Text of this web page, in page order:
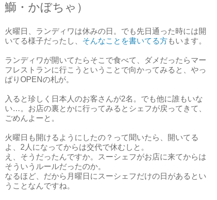
鰤・かぼちゃ）
火曜日、ランディワは休みの日。でも先日通った時には開
いてる様子だったし、 そんなことを書いてる方もいます。
ランディワが開いてたらそこで食べて、ダメだったらマー
フレストランに行こうということで向かってみると、やっ
ぱりOPENの札が。
入ると珍しく日本人のお客さんが2名。でも他に誰もいな
い…。お店の裏とかに行ってみるとシェフが戻ってきて、
ごめんよーと。
火曜日も開けるようにしたの？って聞いたら、開いてる
よ、2人になってからは交代で休むしと。
え、そうだったんですか。スーシェフがお店に来てからは
そういうルールだったのか。
なるほど、だから月曜日にスーシェフだけの日があるとい
うことなんですね。